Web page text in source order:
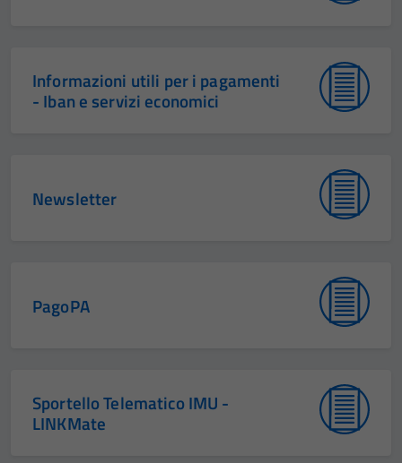
Informazioni utili per i pagamenti
- Iban e servizi economici
Newsletter
PagoPA
Sportello Telematico IMU -
LINKMate